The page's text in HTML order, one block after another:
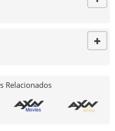
Relacionados